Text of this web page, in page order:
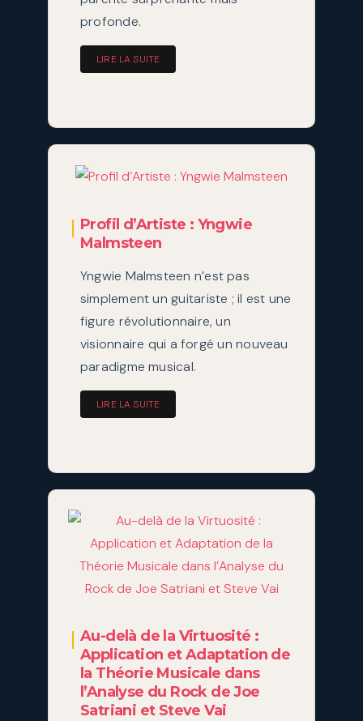
profonde.
LIRE LA SUITE
Profil d’Artiste : Yngwie
Malmsteen
Yngwie Malmsteen n’est pas
simplement un guitariste ; il est une
figure révolutionnaire, un
visionnaire qui a forgé un nouveau
paradigme musical.
LIRE LA SUITE
Au-delà de la Virtuosité :
Application et Adaptation de
la Théorie Musicale dans
l’Analyse du Rock de Joe
Satriani et Steve Vai